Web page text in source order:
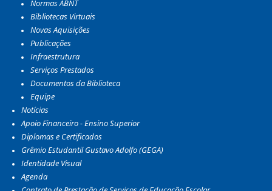
Normas ABNT
Bibliotecas Virtuais
Novas Aquisições
Publicações
Infraestrutura
Serviços Prestados
Documentos da Biblioteca
Equipe
Notícias
Apoio Financeiro - Ensino Superior
Diplomas e Certificados
Grêmio Estudantil Gustavo Adolfo (GEGA)
Identidade Visual
Agenda